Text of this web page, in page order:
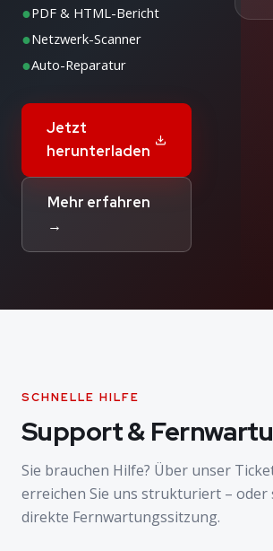
●PDF & HTML-Bericht
●Netzwerk-Scanner
●Auto-Reparatur
Jetzt
herunterladen
Mehr erfahren
→
SCHNELLE HILFE
Support &
Sie brauchen Hilfe? Über unser
erreichen Sie uns strukturiert – oder
direkte Fernwartungssitzung.